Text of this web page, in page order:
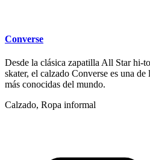
Converse
Desde la clásica zapatilla All Star hi-
skater, el calzado Converse es una de
más conocidas del mundo.
Calzado, Ropa informal